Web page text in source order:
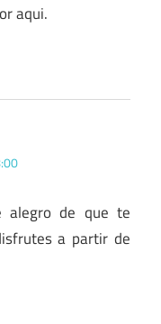
aqui.
alegro de que te
a partir de